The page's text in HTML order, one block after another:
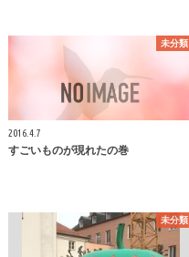
未分類
2016.4.7
すごいものが現れたの巻
未分類